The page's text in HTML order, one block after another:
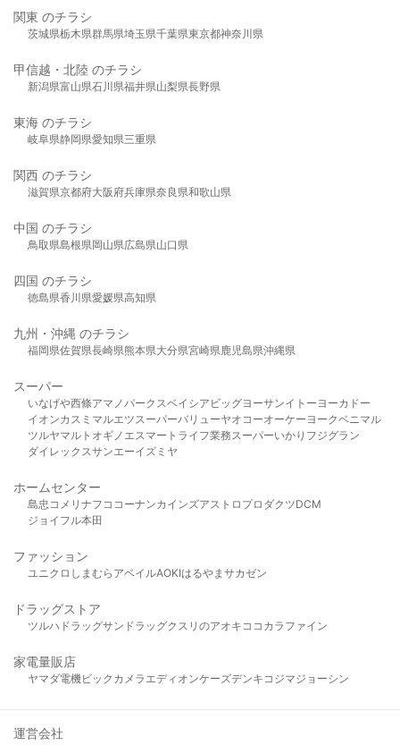
関東 のチラシ
茨城県栃木県群馬県埼玉県千葉県東京都神奈川県
甲信越・北陸 のチラシ
新潟県富山県石川県福井県山梨県長野県
東海 のチラシ
岐阜県静岡県愛知県三重県
関西 のチラシ
滋賀県京都府大阪府兵庫県奈良県和歌山県
中国 のチラシ
鳥取県島根県岡山県広島県山口県
四国 のチラシ
徳島県香川県愛媛県高知県
九州・沖縄 のチラシ
福岡県佐賀県長崎県熊本県大分県宮崎県鹿児島県沖縄県
スーパー
いなげや西條アマノパークスベイシア ビッグヨーサンイトーヨーカドー
イオンカスミ マルエツスーパーバリューヤオコーオーケー ヨークベニマル
ツルヤマルト オギノ エスマート ライフ業務スーパーいかり フジグラン
ダイレックスサンエーイズミヤ
ホームセンター
島忠 コメリ ナフコ コーナンカインズアストロプロダクツDCM
ジョイフル本田
ファッション
ユニクロ しまむら アベイルAOKIはるやま サカゼン
ドラッグストア
ツルハドラッグサンドラッグクスリのアオキ ココカラファイン
家電量販店
ヤマダ電機ビックカメラ エディオンケーズデンキ コジマジョーシン
運営会社